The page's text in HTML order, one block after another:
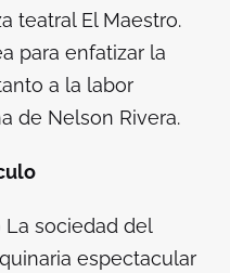
teatral El Maestro.
para enfatizar la
a la labor
de Nelson Rivera.
La sociedad del
espectacular